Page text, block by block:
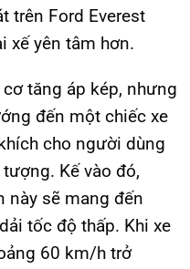
trên Ford Everest
xế yên tâm hơn.
tăng áp kép, nhưng
đến một chiếc xe
cho người dùng
Kế vào đó,
này sẽ mang đến
tốc độ thấp. Khi xe
60 km/h trở